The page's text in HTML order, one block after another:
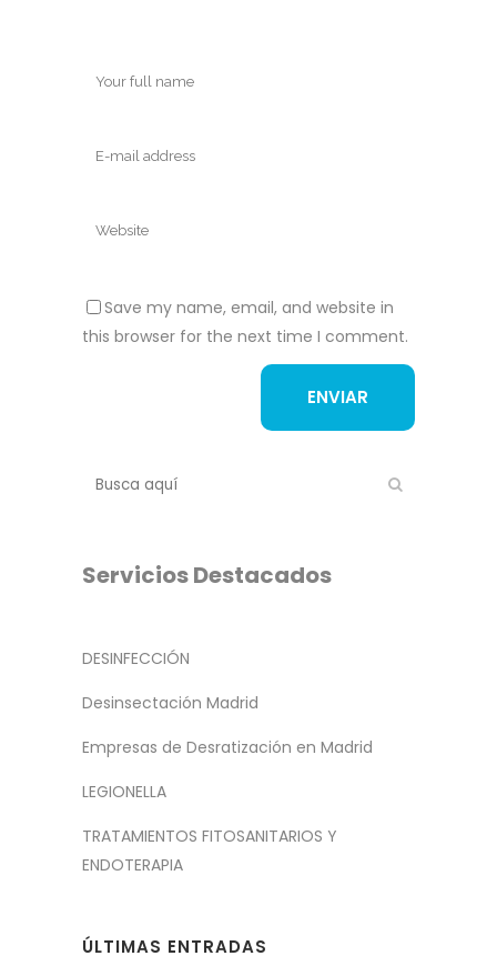
Save my name, email, and website in
this browser for the next time I comment.
Servicios Destacados
DESINFECCIÓN
Desinsectación Madrid
Empresas de Desratización en Madrid
LEGIONELLA
TRATAMIENTOS FITOSANITARIOS Y
ENDOTERAPIA
ÚLTIMAS ENTRADAS